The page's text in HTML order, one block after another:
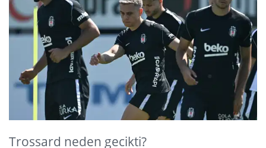
Trossard neden gecikti?